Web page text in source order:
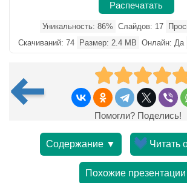
Распечатать
Уникальность: 86% Слайдов: 17
Скачиваний: 74
Размер: 2.4 MB Онлайн: Да
Помогли? Поделись!
Содержание ▼ Читать
Похожие презентации